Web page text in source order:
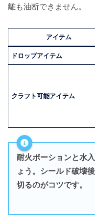
離も油断できません。
アイテム
ドロップアイテム
クラフト可能アイテム
耐火ポーションと水
ょう。シールド破壊
切るのがコツです。